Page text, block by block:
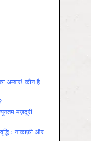
अम्बार! कौन है
मज़दूरी
: नाकाफ़ी और